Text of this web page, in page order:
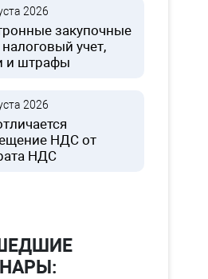
2026
закупочные
учет,
и штрафы
2026
НДС от
НДС